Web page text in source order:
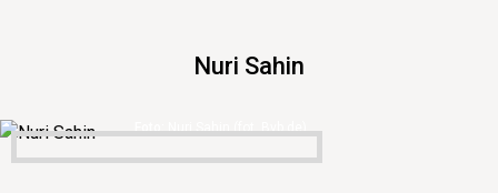
Nuri Sahin
Nuri Sahin (fot. Bvb.de)